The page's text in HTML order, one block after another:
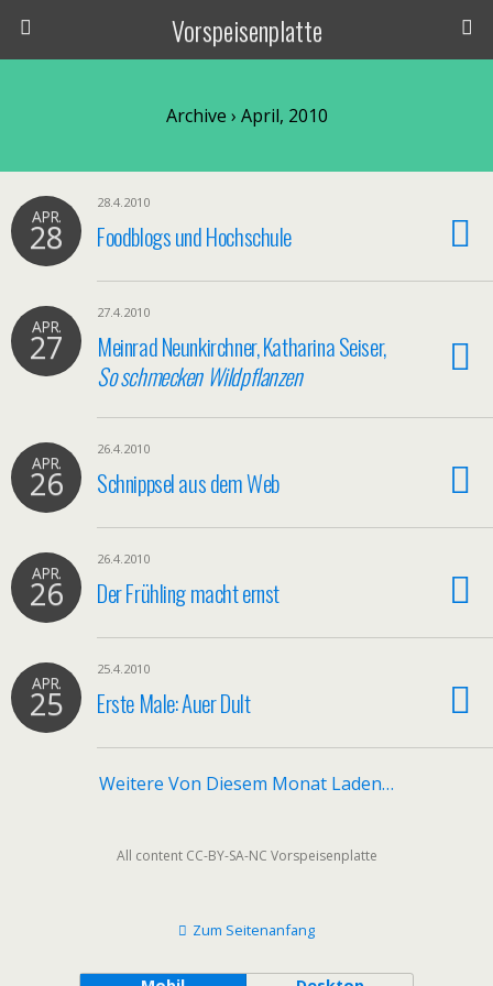
Vorspeisenplatte
Archive › April, 2010
APR.
28
28.4.2010
Foodblogs und Hochschule
APR.
27
27.4.2010
Meinrad Neunkirchner, Katharina Seiser,
So schmecken Wildpflanzen
APR.
26
26.4.2010
Schnippsel aus dem Web
APR.
26
26.4.2010
Der Frühling macht ernst
APR.
25
25.4.2010
Erste Male: Auer Dult
Weitere Von Diesem Monat Laden…
All content CC-BY-SA-NC Vorspeisenplatte
Zum Seitenanfang